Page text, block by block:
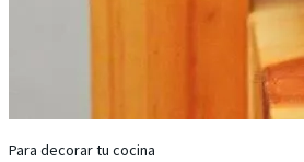
Para decorar tu cocina